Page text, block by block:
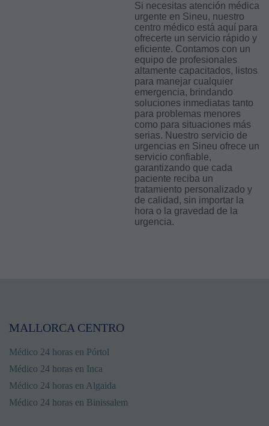
Si necesitas atención médica
urgente en Sineu, nuestro
centro médico está aquí para
ofrecerte un servicio rápido y
eficiente. Contamos con un
equipo de profesionales
altamente capacitados, listos
para manejar cualquier
emergencia, brindando
soluciones inmediatas tanto
para problemas menores
como para situaciones más
serias. Nuestro servicio de
urgencias en Sineu ofrece un
servicio confiable,
garantizando que cada
paciente reciba un
tratamiento personalizado y
de calidad, sin importar la
hora o la gravedad de la
urgencia.
MALLORCA CENTRO
Médico 24 horas en Pórtol
Médico 24 horas en Inca
Médico 24 horas en Algaida
Médico 24 horas en Binissalem